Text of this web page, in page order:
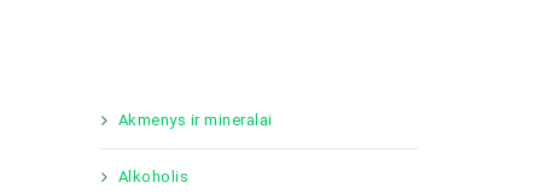
Akmenys ir mineralai
Alkoholis